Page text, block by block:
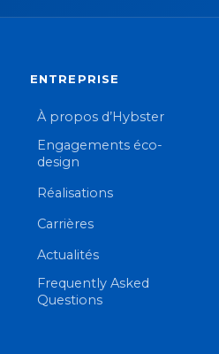
ENTREPRISE
À propos d’Hybster
Engagements éco-
design
Réalisations
Carrières
Actualités
Frequently Asked
Questions